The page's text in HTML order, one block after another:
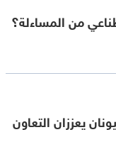
من المساءلة؟
يعززان التعاون